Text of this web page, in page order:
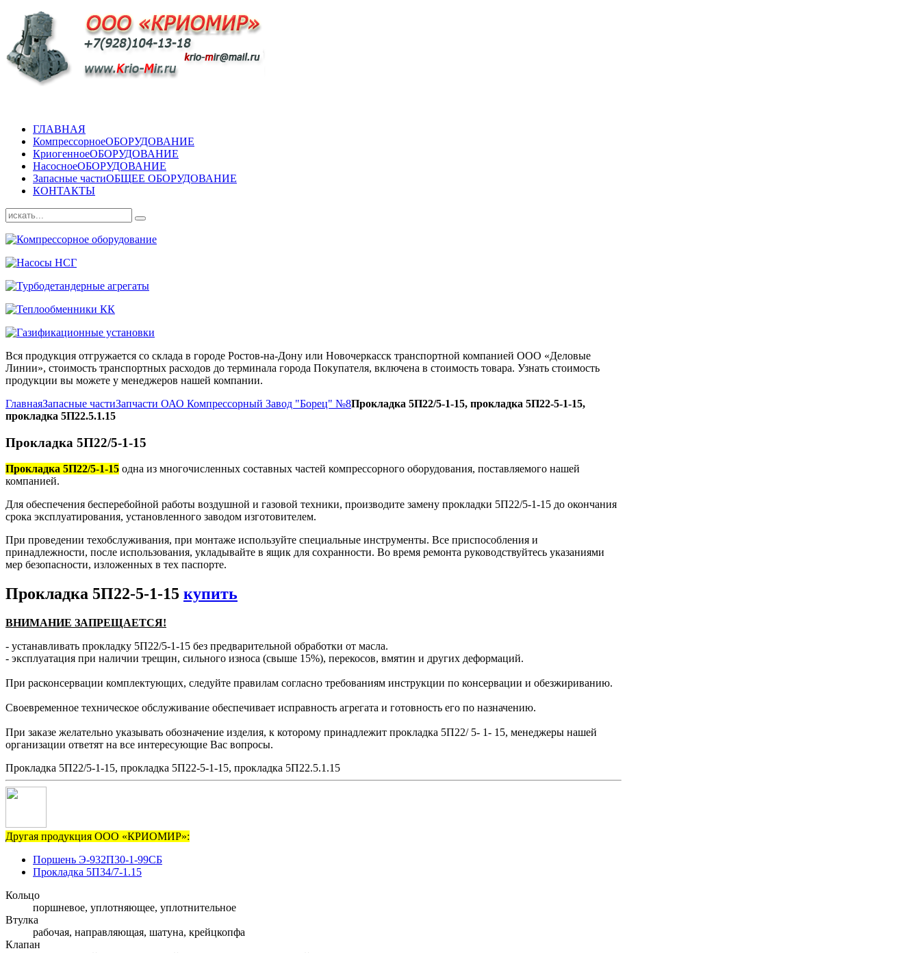
ГЛАВНАЯ
КомпрессорноеОБОРУДОВАНИЕ
КриогенноеОБОРУДОВАНИЕ
НасосноеОБОРУДОВАНИЕ
Запасные частиОБЩЕЕ ОБОРУДОВАНИЕ
КОНТАКТЫ
Вся продукция отгружается со склада в городе Ростов-на-Дону или Новочеркасск транспортной компанией ООО «Деловые
Линии», стоимость транспортных расходов до терминала города Покупателя, включена в стоимость товара. Узнать стоимость
продукции вы можете у менеджеров нашей компании.
ГлавнаяЗапасные частиЗапчасти ОАО Компрессорный Завод "Борец" №8Прокладка 5П22/5-1-15, прокладка 5П22-5-1-15,
прокладка 5П22.5.1.15
Прокладка 5П22/5-1-15
Прокладка 5П22/5-1-15 одна из многочисленных составных частей компрессорного оборудования, поставляемого нашей
компанией.
Для обеспечения бесперебойной работы воздушной и газовой техники, производите замену прокладки 5П22/5-1-15 до окончания
срока эксплуатирования, установленного заводом изготовителем.
При проведении техобслуживания, при монтаже используйте специальные инструменты. Все приспособления и
принадлежности, после использования, укладывайте в ящик для сохранности. Во время ремонта руководствуйтесь указаниями
мер безопасности, изложенных в тех паспорте.
Прокладка 5П22-5-1-15 купить
ВНИМАНИЕ ЗАПРЕЩАЕТСЯ!
- устанавливать прокладку 5П22/5-1-15 без предварительной обработки от масла.
- эксплуатация при наличии трещин, сильного износа (свыше 15%), перекосов, вмятин и других деформаций.
При расконсервации комплектующих, следуйте правилам согласно требованиям инструкции по консервации и обезжириванию.
Своевременное техническое обслуживание обеспечивает исправность агрегата и готовность его по назначению.
При заказе желательно указывать обозначение изделия, к которому принадлежит прокладка 5П22/ 5- 1- 15, менеджеры нашей
организации ответят на все интересующие Вас вопросы.
Прокладка 5П22/5-1-15, прокладка 5П22-5-1-15, прокладка 5П22.5.1.15
Другая продукция ООО «КРИОМИР»:
Поршень Э-932П30-1-99СБ
Прокладка 5П34/7-1.15
Кольцо
поршневое, уплотняющее, уплотнительное
Втулка
рабочая, направляющая, шатуна, крейцкопфа
Клапан